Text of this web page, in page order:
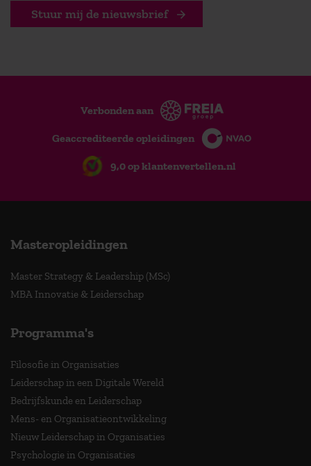
Stuur mij de nieuwsbrief
Verbonden aan
Geaccrediteerde opleidingen
9,0 op klantenvertellen.nl
Masteropleidingen
Master Strategy & Leadership (MSc)
MBA Innovatie & Leiderschap
Programma's
Filosofie in Organisaties
Leiderschap in een Digitale Wereld
Bedrijfskunde en Leiderschap
Mens- en Organisatieontwikkeling
Nieuw Leiderschap in Organisaties
Psychologie in Organisaties